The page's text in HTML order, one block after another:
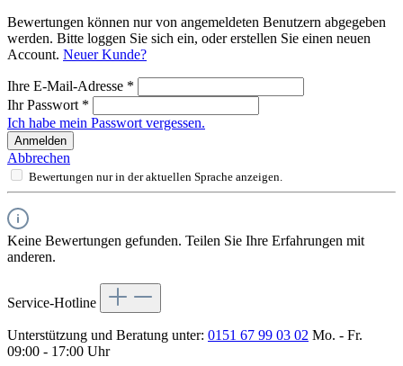
Bewertungen können nur von angemeldeten Benutzern abgegeben
werden. Bitte loggen Sie sich ein, oder erstellen Sie einen neuen
Account. Neuer Kunde?
Ihre E-Mail-Adresse *
Ihr Passwort *
Ich habe mein Passwort vergessen.
Anmelden
Abbrechen
Bewertungen nur in der aktuellen Sprache anzeigen.
Keine Bewertungen gefunden. Teilen Sie Ihre Erfahrungen mit
anderen.
Service-Hotline
Unterstützung und Beratung unter: 0151 67 99 03 02 Mo. - Fr.
09:00 - 17:00 Uhr